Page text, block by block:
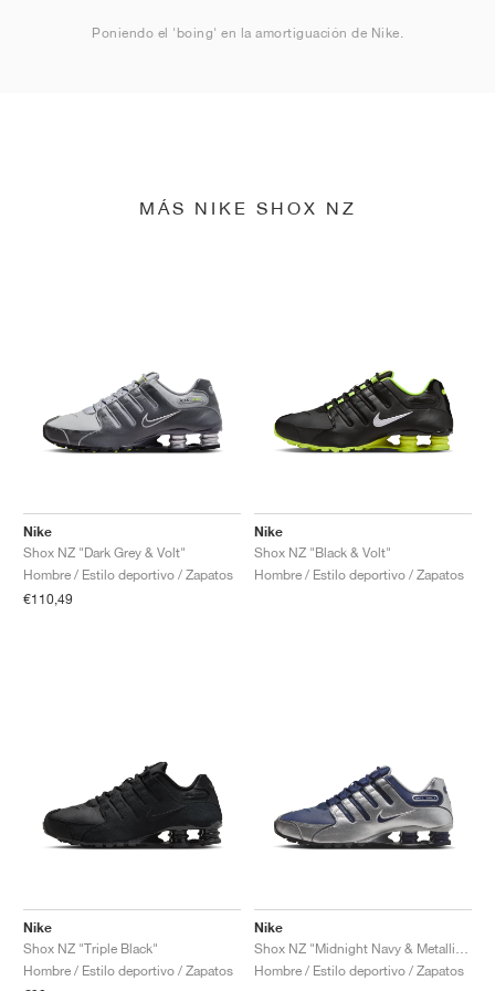
Poniendo el 'boing' en la amortiguación de Nike.
MÁS NIKE SHOX NZ
Nike
Shox NZ "Dark Grey & Volt"
Hombre / Estilo deportivo / Zapatos
€110,49
Nike
Shox NZ "Black & Volt"
Hombre / Estilo deportivo / Zapatos
Nike
Shox NZ "Triple Black"
Hombre / Estilo deportivo / Zapatos
Nike
Hombre / Estilo deportivo / Zapatos